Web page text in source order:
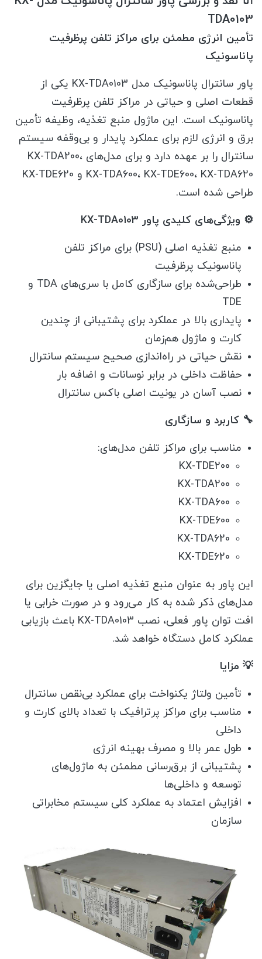
TDA0103
تأمین انرژی مطمئن برای مراکز تلفن پرظرفیت
پاناسونیک
پاور سانترال پاناسونیک مدل KX-TDA0103 یکی از
قطعات اصلی و حیاتی در مراکز تلفن پرظرفیت
پاناسونیک است. این ماژول منبع تغذیه، وظیفه تأمین
برق و انرژی لازم برای عملکرد پایدار و بی‌وقفه سیستم
سانترال را بر عهده دارد و برای مدل‌های KX-TDA200،
KX-TDA600، KX-TDE600، KX-TDA620 و KX-TDE620
طراحی شده است.
⚙️ ویژگی‌های کلیدی پاور KX-TDA0103
منبع تغذیه اصلی (PSU) برای مراکز تلفن
پاناسونیک پرظرفیت
طراحی‌شده برای سازگاری کامل با سری‌های TDA و
TDE
پایداری بالا در عملکرد برای پشتیبانی از چندین
کارت و ماژول هم‌زمان
نقش حیاتی در راه‌اندازی صحیح سیستم سانترال
حفاظت داخلی در برابر نوسانات و اضافه بار
نصب آسان در یونیت اصلی باکس سانترال
🔧 کاربرد و سازگاری
مناسب برای مراکز تلفن مدل‌های:
KX-TDE200
KX-TDA200
KX-TDA600
KX-TDE600
KX-TDA620
KX-TDE620
این پاور به عنوان منبع تغذیه اصلی یا جایگزین برای
مدل‌های ذکر شده به کار می‌رود و در صورت خرابی یا
افت توان پاور فعلی، نصب KX-TDA0103 باعث بازیابی
عملکرد کامل دستگاه خواهد شد.
💡 مزایا
تأمین ولتاژ یکنواخت برای عملکرد بی‌نقص سانترال
مناسب برای مراکز پرترافیک با تعداد بالای کارت و
داخلی
طول عمر بالا و مصرف بهینه انرژی
پشتیبانی از برق‌رسانی مطمئن به ماژول‌های
توسعه و داخلی‌ها
افزایش اعتماد به عملکرد کلی سیستم مخابراتی
سازمان